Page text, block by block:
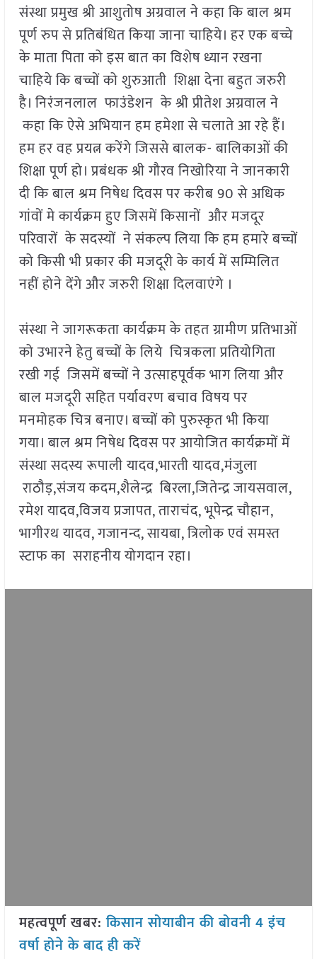
संस्था प्रमुख श्री आशुतोष अग्रवाल ने कहा कि बाल श्रम
पूर्ण रुप से प्रतिबंधित किया जाना चाहिये। हर एक बच्चे
के माता पिता को इस बात का विशेष ध्यान रखना
चाहिये कि बच्चों को शुरुआती शिक्षा देना बहुत जरुरी
है। निरंजनलाल फाउंडेशन के श्री प्रीतेश अग्रवाल ने
कहा कि ऐसे अभियान हम हमेशा से चलाते आ रहे हैं।
हम हर वह प्रयत्न करेंगे जिससे बालक- बालिकाओं की
शिक्षा पूर्ण हो। प्रबंधक श्री गौरव निखोरिया ने जानकारी
दी कि बाल श्रम निषेध दिवस पर करीब 90 से अधिक
गांवों मे कार्यक्रम हुए जिसमें किसानों और मजदूर
परिवारों के सदस्यों ने संकल्प लिया कि हम हमारे बच्चों
को किसी भी प्रकार की मजदूरी के कार्य में सम्मिलित
नहीं होने देंगे और जरुरी शिक्षा दिलवाएंगे ।
संस्था ने जागरूकता कार्यक्रम के तहत ग्रामीण प्रतिभाओं
को उभारने हेतु बच्चों के लिये चित्रकला प्रतियोगिता
रखी गई जिसमें बच्चों ने उत्साहपूर्वक भाग लिया और
बाल मजदूरी सहित पर्यावरण बचाव विषय पर
मनमोहक चित्र बनाए। बच्चों को पुरुस्कृत भी किया
गया। बाल श्रम निषेध दिवस पर आयोजित कार्यक्रमों में
संस्था सदस्य रूपाली यादव,भारती यादव,मंजुला
राठौड़,संजय कदम,शैलेन्द्र बिरला,जितेन्द्र जायसवाल,
रमेश यादव,विजय प्रजापत, ताराचंद, भूपेन्द्र चौहान,
भागीरथ यादव, गजानन्द, सायबा, त्रिलोक एवं समस्त
स्टाफ का सराहनीय योगदान रहा।
महत्वपूर्ण खबर:किसान सोयाबीन की बोवनी 4 इंच
वर्षा होने के बाद ही करें